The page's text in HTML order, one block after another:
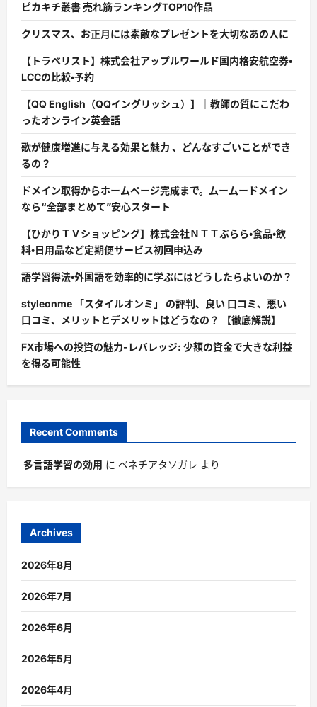
ピカキチ叢書 売れ筋ランキングTOP10作品
クリスマス、お正月には素敵なプレゼントを大切なあの人に
【トラベリスト】株式会社アップルワールド国内格安航空券・
LCCの比較・予約
【QQ English（QQイングリッシュ）】｜教師の質にこだわ
ったオンライン英会話
歌が健康増進に与える効果と魅力 、どんなすごいことができ
るの？
ドメイン取得からホームページ完成まで。ムームードメイン
なら“全部まとめて”安心スタート
【ひかりＴＶショッピング】株式会社ＮＴＴぷらら・食品・飲
料・日用品など定期便サービス初回申込み
語学習得法・外国語を効率的に学ぶにはどうしたらよいのか？
styleonme 「スタイルオンミ」 の評判、良い 口コミ、悪い
口コミ、メリットとデメリットはどうなの？ 【徹底解説】
FX市場への投資の魅力-レバレッジ: 少額の資金で大きな利益
を得る可能性
Recent Comments
多言語学習の効用 に ベネチアタソガレ より
Archives
2026年8月
2026年7月
2026年6月
2026年5月
2026年4月